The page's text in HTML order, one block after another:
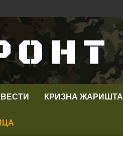
ФРОНТ
КРИЗНА ЖАРИШТА